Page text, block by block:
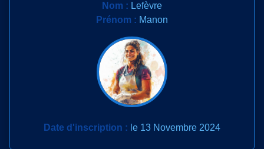
Nom : Lefèvre
Prénom : Manon
Date d'inscription : le 13 Novembre 2024